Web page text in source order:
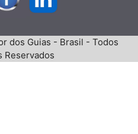
dos Guias - Brasil - Todos
Reservados